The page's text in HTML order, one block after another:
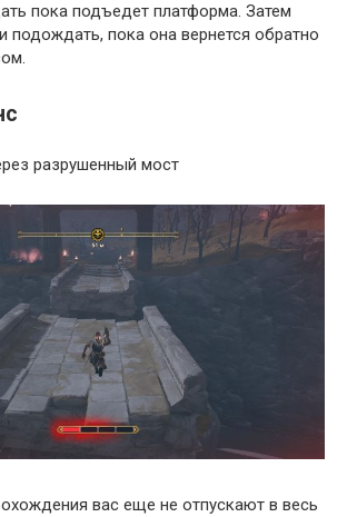
пока подъедет платформа. Затем
подождать, пока она вернется обратно
разрушенный мост
вас еще не отпускают в весь